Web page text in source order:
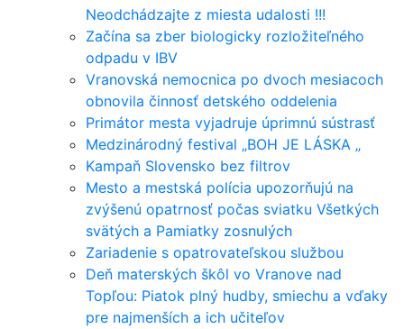
Neodchádzajte z miesta udalosti !!!
Začína sa zber biologicky rozložiteľného
odpadu v IBV
Vranovská nemocnica po dvoch mesiacoch
obnovila činnosť detského oddelenia
Primátor mesta vyjadruje úprimnú sústrasť
Medzinárodný festival „BOH JE LÁSKA „
Kampaň Slovensko bez filtrov
Mesto a mestská polícia upozorňujú na
zvýšenú opatrnosť počas sviatku Všetkých
svätých a Pamiatky zosnulých
Zariadenie s opatrovateľskou službou
Deň materských škôl vo Vranove nad
Topľou: Piatok plný hudby, smiechu a vďaky
pre najmenších a ich učiteľov